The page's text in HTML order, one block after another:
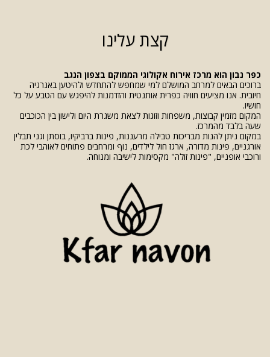
קצת עלינו
כפר נבון הוא מרכז אירוח אקולוגי הממוקם בצפון הנגב
ברוכים הבאים למרחב המושלם למי שמחפש להתחדש ולהיטען באנרגיה
חיובית. אנו מציעים חוויה כפרית אותנטית והזדמנות להיפגש עם הטבע על כל
חושיו.
המקום מזמין קבוצות, משפחות וזוגות לצאת משגרת היום ולישון בין הכוכבים
שעה בלבד מהמרכז.
במקום ניתן להנות מבריכות טבילה מרעננות, פינות ברביקיו, בוסתן וגני תבלין
אורגניים, פינות מדורה, ארגז חול לילדים, נוף ומרחבים פתוחים לאוהבי לכת
ורוכבי אופניים, "פינות זולה" מקסימות לישיבה ומנוחה.